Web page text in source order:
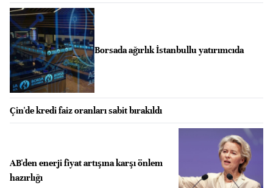
Borsada ağırlık İstanbullu yatırımcıda
Çin'de kredi faiz oranları sabit bırakıldı
AB'den enerji fiyat artışına karşı önlem
hazırlığı